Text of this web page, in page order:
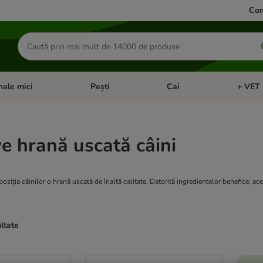
Căutare
produse
Pisicimeniul cu categorii: Păsări
mici Deschideți meniul cu categorii: Animale mici
Pești Deschideți meniul cu
Cai +
hrană uscată câini
câinilor o hrană uscată de înaltă calitate. Datorită ingredientelor benefice,